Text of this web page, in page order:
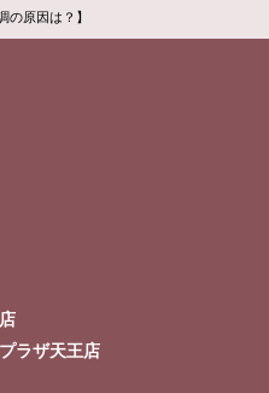
整えるとは
皆様からのご質問
オンラインショップ
の原因は？】
ラザ天王店